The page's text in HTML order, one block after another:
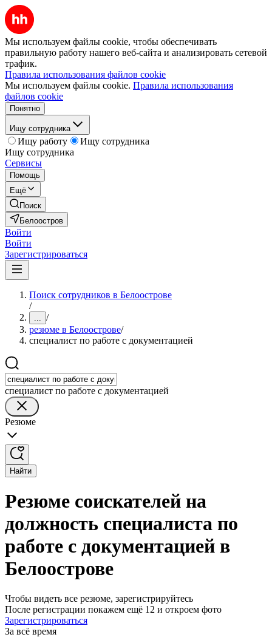
Мы используем файлы cookie, чтобы обеспечивать
правильную работу нашего веб-сайта и анализировать сетевой
трафик.
Правила использования файлов cookie
Мы используем файлы cookie. Правила использования
файлов cookie
Понятно
Ищу сотрудника
Ищу работу
Ищу сотрудника
Ищу сотрудника
Сервисы
Помощь
Ещё
Поиск
Белоостров
Войти
Войти
Зарегистрироваться
Поиск сотрудников в Белоострове
/
... /
резюме в Белоострове/
специалист по работе с документацией
специалист по работе с документацией
Резюме
Найти
Резюме соискателей на
должность специалиста по
работе с документацией в
Белоострове
Чтобы видеть все резюме, зарегистрируйтесь
После регистрации покажем ещё 12 и откроем фото
Зарегистрироваться
За всё время